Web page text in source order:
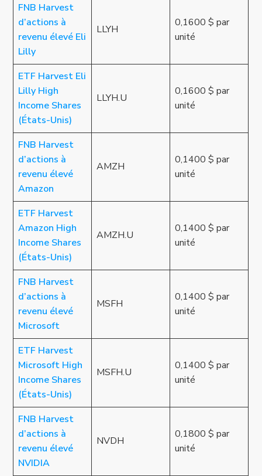
FNB Harvest
d’actions à
revenu élevé Eli
Lilly
LLYH
0,1600 $ par
unité
ETF Harvest Eli
Lilly High
Income Shares
(États-Unis)
LLYH.U
0,1600 $ par
unité
FNB Harvest
d’actions à
revenu élevé
Amazon
AMZH
0,1400 $ par
unité
ETF Harvest
Amazon High
Income Shares
(États-Unis)
AMZH.U
0,1400 $ par
unité
FNB Harvest
d’actions à
revenu élevé
Microsoft
MSFH
0,1400 $ par
unité
ETF Harvest
Microsoft High
Income Shares
(États-Unis)
MSFH.U
0,1400 $ par
unité
FNB Harvest
d’actions à
revenu élevé
NVIDIA
NVDH
0,1800 $ par
unité